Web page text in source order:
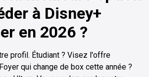
à Disney+
en 2026 ?
profil. Étudiant ? Visez l'offre
qui change de box cette année ?